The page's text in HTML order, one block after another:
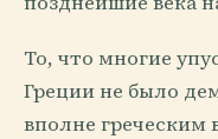
То, что многие
Греции не было
вполне греческим